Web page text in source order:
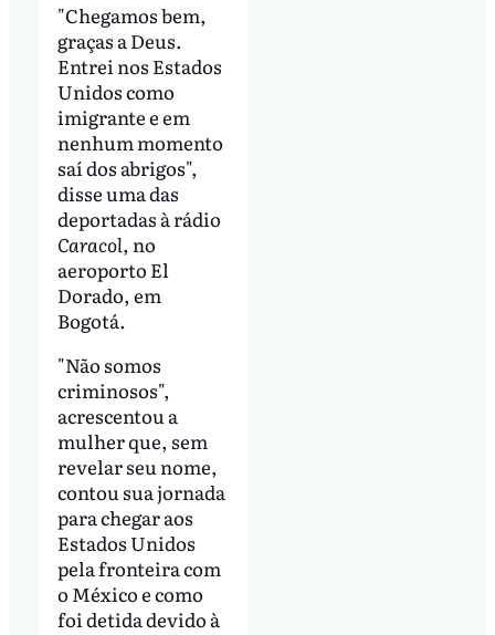
"Chegamos bem,
graças a Deus.
Entrei nos Estados
Unidos como
imigrante e em
nenhum momento
saí dos abrigos",
disse uma das
deportadas à rádio
Caracol, no
aeroporto El
Dorado, em
Bogotá.
"Não somos
criminosos",
acrescentou a
mulher que, sem
revelar seu nome,
contou sua jornada
para chegar aos
Estados Unidos
pela fronteira com
o México e como
foi detida devido à